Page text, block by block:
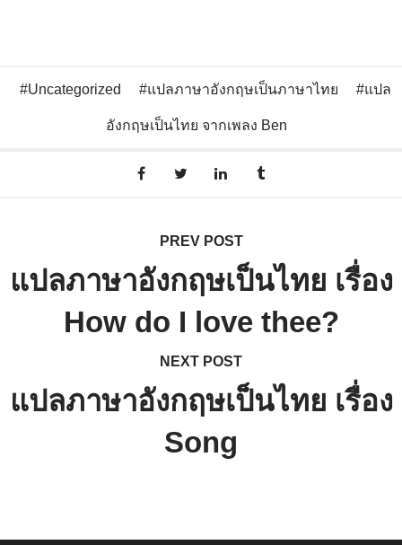
Uncategorized แปลภาษาอังกฤษเป็นภาษาไทย แปล
อังกฤษเป็นไทย จากเพลง Ben
PREV POST
แปลภาษาอังกฤษเป็นไทย เรื่อง
How do I love thee?
NEXT POST
แปลภาษาอังกฤษเป็นไทย เรื่อง
Song